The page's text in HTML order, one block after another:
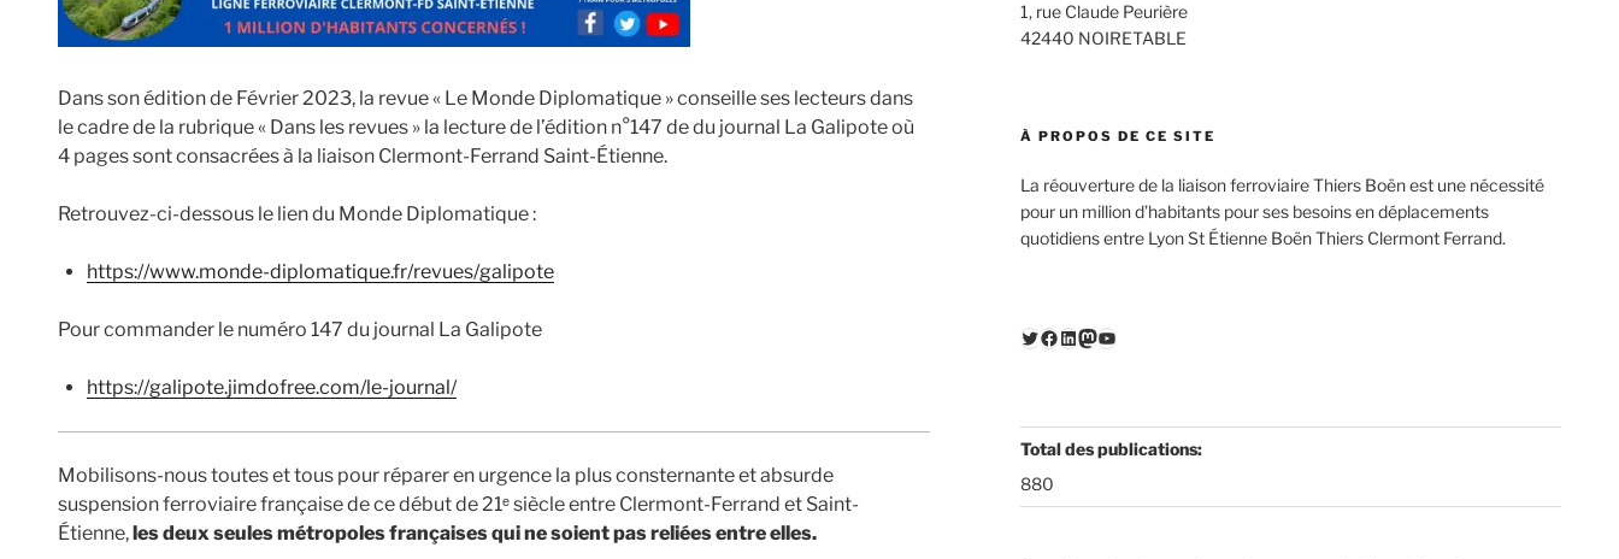
Dans son édition de Février 2023, la revue « Le Monde Diplomatique » conseille ses lecteurs dans
le cadre de la rubrique « Dans les revues » la lecture de l’édition n°147 de du journal La Galipote où
4 pages sont consacrées à la liaison Clermont-Ferrand Saint-Étienne.
Retrouvez-ci-dessous le lien du Monde Diplomatique :
https://www.monde-diplomatique.fr/revues/galipote
Pour commander le numéro 147 du journal La Galipote
https://galipote.jimdofree.com/le-journal/
Mobilisons-nous toutes et tous pour réparer en urgence la plus consternante et absurde
suspension ferroviaire française de ce début de 21ᵉ siècle entre Clermont-Ferrand et Saint-
Étienne,les deux seules métropoles françaises qui ne soient pas reliées entre elles.
1, rue Claude Peurière
42440 NOIRETABLE
À PROPOS DE CE SITE
La réouverture de la liaison ferroviaire Thiers Boën est une nécessité
pour un million d’habitants pour ses besoins en déplacements
quotidiens entre Lyon St Étienne Boën Thiers Clermont Ferrand.
Twitter
Facebook
LinkedIn
Mastodon
YouTube
Total des publications:
880